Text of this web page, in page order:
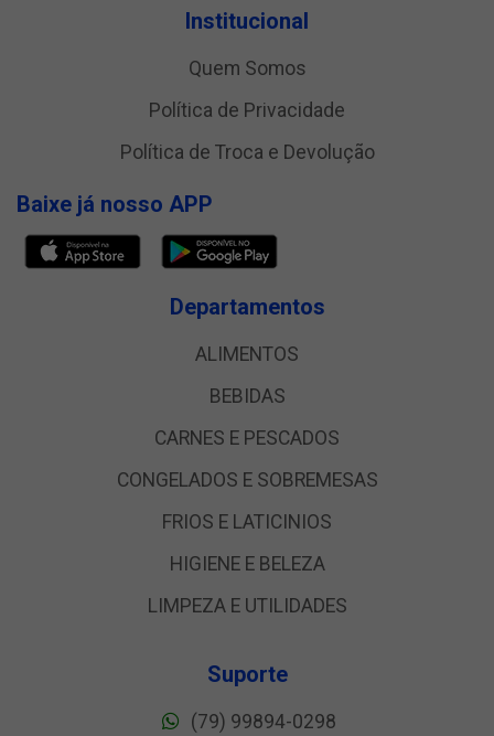
Institucional
Quem Somos
Política de Privacidade
Política de Troca e Devolução
Baixe já nosso APP
Departamentos
ALIMENTOS
BEBIDAS
CARNES E PESCADOS
CONGELADOS E SOBREMESAS
FRIOS E LATICINIOS
HIGIENE E BELEZA
LIMPEZA E UTILIDADES
Suporte
(79) 99894-0298